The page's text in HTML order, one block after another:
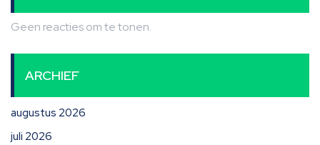
Geen reacties om te tonen.
ARCHIEF
augustus 2026
juli 2026